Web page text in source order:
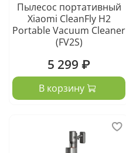
Пылесос портативный
Xiaomi CleanFly H2
Portable Vacuum Cleaner
(FV2S)
5 299 ₽
В корзину